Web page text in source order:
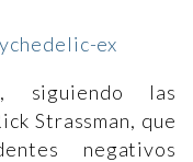
siguiendo las
Strassman, que
negativos